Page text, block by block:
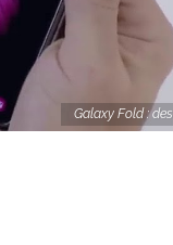
Galaxy Fold :